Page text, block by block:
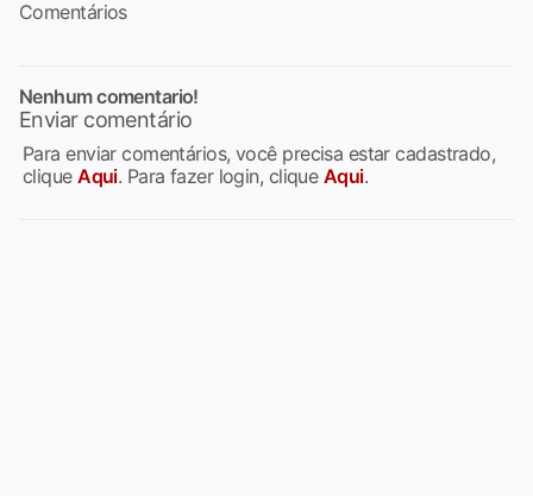
Comentários
Nenhum comentario!
Enviar comentário
Para enviar comentários, você precisa estar cadastrado,
cliqueAqui. Para fazer login, clique Aqui.